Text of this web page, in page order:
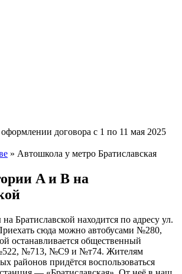
договора с 1 по 11 мая 2025
» Автошкола у метро Братиславская
A и B на
Братиславской находится по адресу ул.
сюда можно автобусами №280,
останавливается общественный
№713, №С9 и №т74. Жителям
районов придётся воспользоваться